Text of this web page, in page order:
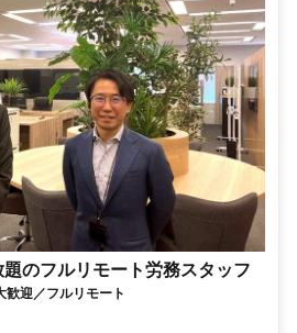
のフルリモート労務スタッフ
迎／フルリモート